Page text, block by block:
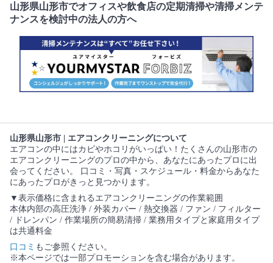
山形県山形市でオフィスや飲食店の定期清掃や清掃メンテ
ナンスを検討中の法人の方へ
山形県山形市 | エアコンクリーニングについて
エアコンの中にはカビやホコリがいっぱい！たくさんの山形市の
エアコンクリーニングのプロの中から、あなたにあったプロに出
会ってください。 口コミ・写真・スケジュール・料金からあなた
にあったプロがきっと見つかります。
▼表示価格に含まれるエアコンクリーニングの作業範囲
本体内部の高圧洗浄 / 外装カバー / 熱交換器 / ファン / フィルター
/ ドレンパン / 作業場所の簡易清掃 / 業務用タイプと家庭用タイプ
は共通料金
口コミ もご参照ください。
※本ページでは一部プロモーションを含む場合があります。